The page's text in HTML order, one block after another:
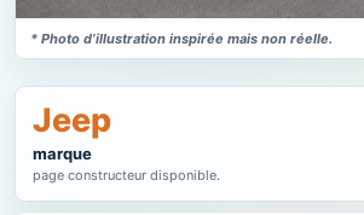
* Photo d’illustration inspirée mais non réelle.
Jeep
marque
page constructeur disponible.